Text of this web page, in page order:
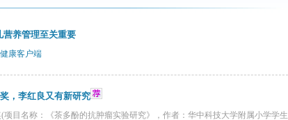
营养管理至关重要
康客户端
，李红良又有新研究
目名称：《茶多酚的抗肿瘤实验研究》，作者：华中科技大学附属小学学生